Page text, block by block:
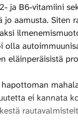
ja B6-vitamiini
jo aamusta. Siten
olla
eläinperäisistä
ei kannata